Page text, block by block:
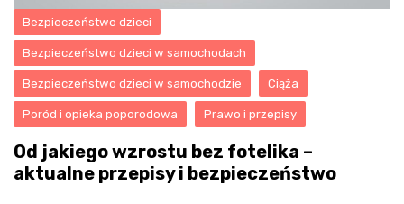
Bezpieczeństwo dzieci
Bezpieczeństwo dzieci w samochodach
Bezpieczeństwo dzieci w samochodzie Ciąża
Poród i opieka poporodowa Prawo i przepisy
Od jakiego wzrostu bez fotelika –
aktualne przepisy i bezpieczeństwo